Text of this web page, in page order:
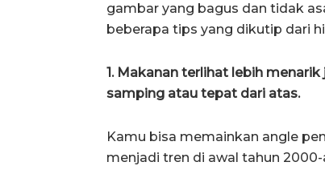
gambar yang bagus dan tidak
beberapa tips yang dikutip dari
1. Makanan terlihat lebih
samping atau tepat dari atas.
Kamu bisa memainkan angle
menjadi tren di awal tahun